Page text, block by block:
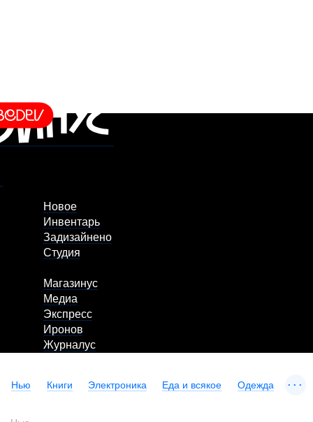
Новое
Инвентарь
Задизайнено
Студия
Магазинус
Медиа
Экспресс
Иронов
Журналус
Нью Книги Электроника Еда и всякое Одежда ...